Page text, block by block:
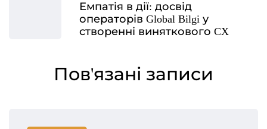
Емпатія в дії: досвід
операторів Global Bilgi у
створенні виняткового CX
Пов'язані записи